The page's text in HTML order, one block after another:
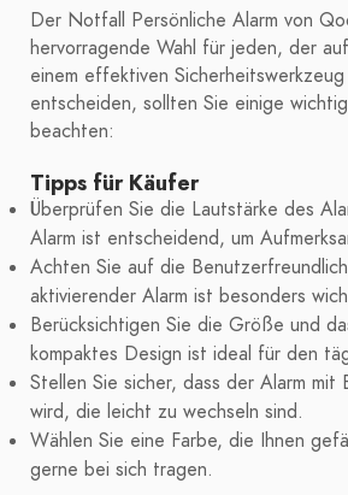
Der Notfall Persönliche Alarm von
hervorragende Wahl für jeden, der
einem effektiven
entscheiden, sollten Sie einige
beachten:
Tipps für Käufer
Überprüfen Sie die Lautstärke des
Alarm ist entscheidend, um
Achten Sie auf die
aktivierender Alarm ist besonders
Berücksichtigen Sie die Größe und
kompaktes Design ist ideal für den
Stellen Sie sicher, dass der Alarm
wird, die leicht zu wechseln sind.
Wählen Sie eine Farbe, die Ihnen
gerne bei sich tragen.